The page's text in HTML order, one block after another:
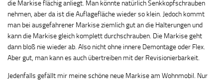
die Markise flächig anliegt. Man könnte natürlich Senkkopfschrauben
nehmen, aber da ist die Auflagefläche wieder so klein. Jedoch kommt
man bei ausgefahrener Markise ziemlich gut an die Halterungen und
kann die Markise gleich komplett durchschrauben. Die Markise geht
dann bloß nie wieder ab. Also nicht ohne innere Demontage oder Flex.
Aber gut, man kann es auch übertreiben mit der Revisionierbarkeit.
Jedenfalls gefällt mir meine schöne neue Markise am Wohnmobil. Nur